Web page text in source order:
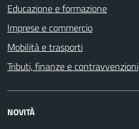
Educazione e formazione
Imprese e commercio
Mobilità e trasporti
Tributi, finanze e contravvenzioni
NOVITÀ